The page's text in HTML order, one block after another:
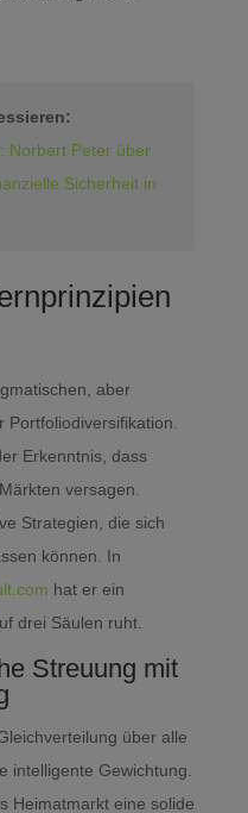
Norbert Peter über
Sicherheit in
aber
Portfoliodiversifikation.
Erkenntnis, dass
versagen.
Strategien, die sich
können. In
hat er ein
drei Säulen ruht.
Streuung mit
über alle
intelligente Gewichtung.
Heimatmarkt eine solide